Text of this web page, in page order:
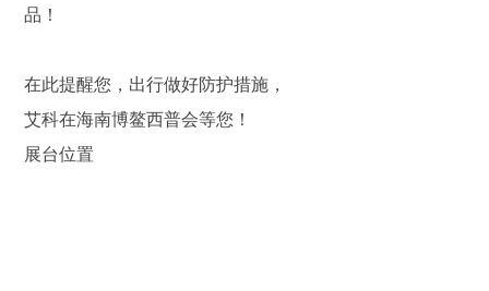
品！
在此提醒您，出行做好防护措施，
艾科在海南博鳌西普会等您！
展台位置